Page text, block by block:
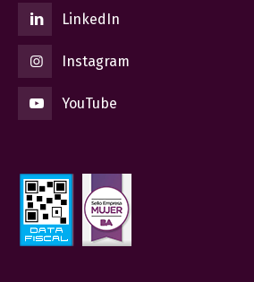
LinkedIn
Instagram
YouTube